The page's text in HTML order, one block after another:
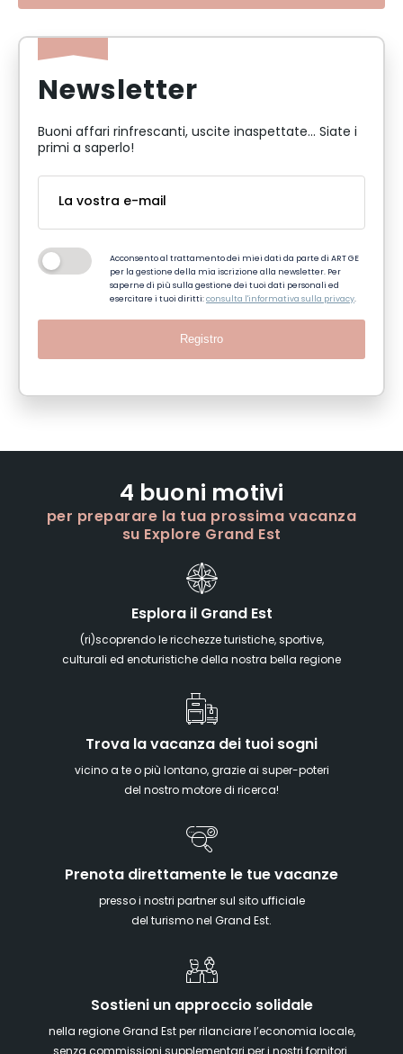
Newsletter
Buoni affari rinfrescanti, uscite inaspettate... Siate i
primi a saperlo!
Acconsento al trattamento dei miei dati da parte di ART GE
per la gestione della mia iscrizione alla newsletter. Per
saperne di più sulla gestione dei tuoi dati personali ed
esercitare i tuoi diritti:consulta l'informativa sulla privacy.
Registro
4 buoni motivi
per preparare la tua prossima vacanza
su Explore Grand Est
Esplora il Grand Est
(ri)scoprendo le ricchezze turistiche, sportive,
culturali ed enoturistiche della nostra bella regione
Trova la vacanza dei tuoi sogni
vicino a te o più lontano, grazie ai super-poteri
del nostro motore di ricerca!
Prenota direttamente le tue vacanze
presso i nostri partner sul sito ufficiale
del turismo nel Grand Est.
Sostieni un approccio solidale
nella regione Grand Est per rilanciare l’economia locale,